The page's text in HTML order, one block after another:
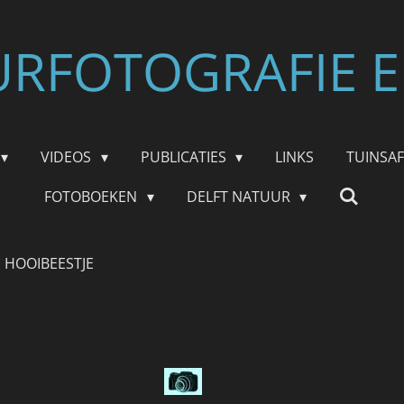
VIDEOS PUBLICATIES LINKS
FOTOBOEKEN
DELFT NATUUR
HOOIBEESTJE